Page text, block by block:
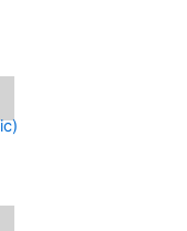
här
flera